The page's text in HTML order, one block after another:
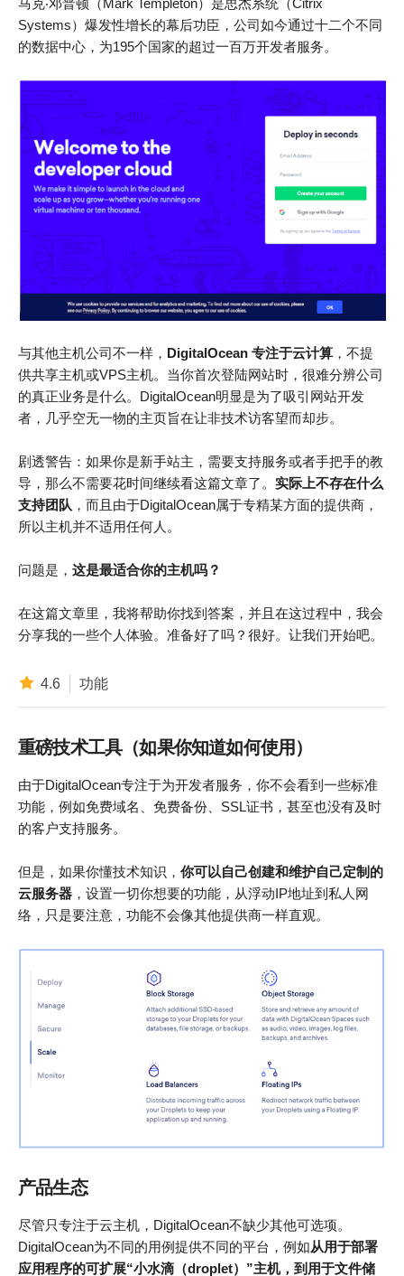
马克‧邓普顿（Mark Templeton）是思杰系统（Citrix
Systems）爆发性增长的幕后功臣，公司如今通过十二个不同
的数据中心，为195个国家的超过一百万开发者服务。
与其他主机公司不一样， DigitalOcean 专注于云计算 ，不提
供共享主机或VPS主机。当你首次登陆网站时，很难分辨公司
的真正业务是什么。DigitalOcean明显是为了吸引网站开发
者，几乎空无一物的主页旨在让非技术访客望而却步。
剧透警告：如果你是新手站主，需要支持服务或者手把手的教
导，那么不需要花时间继续看这篇文章了。 实际上不存在什么
支持团队 ，而且由于DigitalOcean属于专精某方面的提供商，
所以主机并不适用任何人。
问题是， 这是最适合你的主机吗？
在这篇文章里，我将帮助你找到答案，并且在这过程中，我会
分享我的一些个人体验。准备好了吗？很好。让我们开始吧。
4.6 功能
重磅技术工具（如果你知道如何使用）
由于DigitalOcean专注于为开发者服务，你不会看到一些标准
功能，例如免费域名、免费备份、SSL证书，甚至也没有及时
的客户支持服务。
但是，如果你懂技术知识， 你可以自己创建和维护自己定制的
云服务器 ，设置一切你想要的功能，从浮动IP地址到私人网
络，只是要注意，功能不会像其他提供商一样直观。
产品生态
尽管只专注于云主机，DigitalOcean不缺少其他可选项。
DigitalOcean为不同的用例提供不同的平台，例如从用于部署
应用程序的可扩展“小水滴（droplet）”主机， 到用于文件储